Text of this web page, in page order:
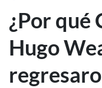
¿Por qué
Hugo